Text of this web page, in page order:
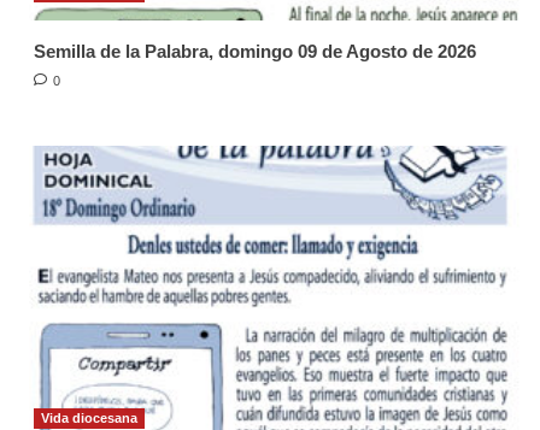
Semilla de la Palabra, domingo 09 de Agosto de 2026
0
Vida diocesana